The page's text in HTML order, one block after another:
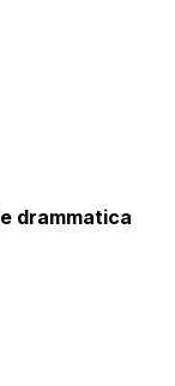
drammatica